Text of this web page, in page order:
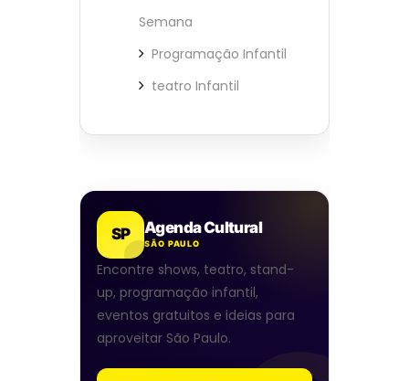
Semana
Programação Infantil
teatro Infantil
SP Agenda Cultural
SÃO PAULO
Encontre shows, teatro, stand-
up, programação infantil,
eventos gratuitos e ideias para
aproveitar São Paulo.